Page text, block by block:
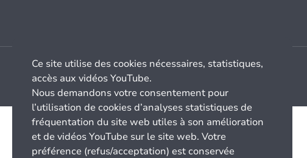
Ce site utilise des cookies nécessaires, statistiques,
accès aux vidéos YouTube.
Nous demandons votre consentement pour
l’utilisation de cookies d’analyses statistiques de
fréquentation du site web utiles à son amélioration
et de vidéos YouTube sur le site web. Votre
préférence (refus/acceptation) est conservée